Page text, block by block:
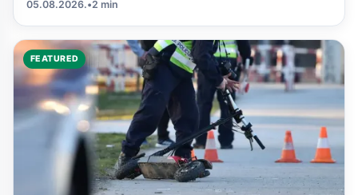
05.08.2026.•2 min
FEATURED